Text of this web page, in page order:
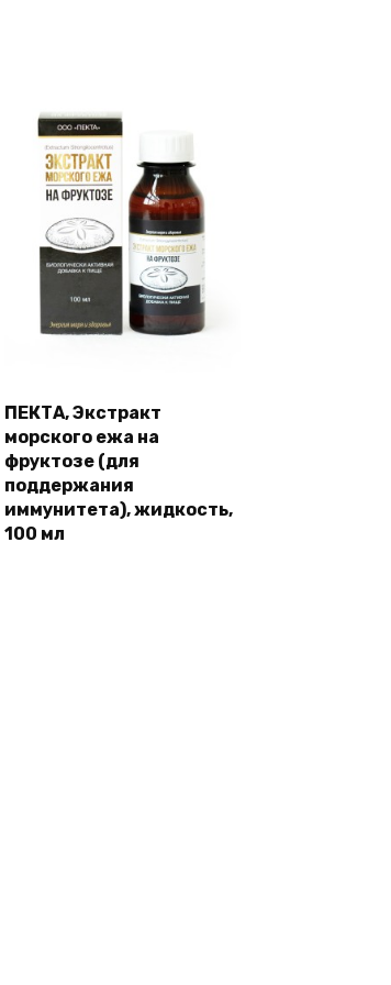
ПЕКТА, Экстракт
морского ежа на
фруктозе (для
поддержания
иммунитета), жидкость,
100 мл